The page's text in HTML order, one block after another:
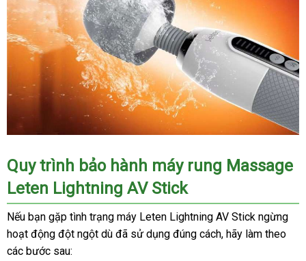
Quy trình bảo hành máy rung Massage
Leten Lightning AV Stick
Nếu bạn gặp tình trạng máy Leten Lightning AV Stick ngừng
hoạt động đột ngột dù đã sử dụng đúng cách, hãy làm theo
các bước sau: